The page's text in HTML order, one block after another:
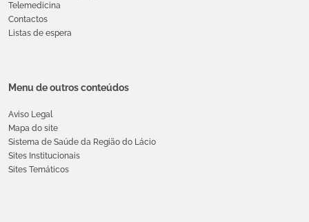
Telemedicina
Contactos
Listas de espera
Menu de outros conteúdos
Aviso Legal
Mapa do site
Sistema de Saúde da Região do Lácio
Sites Institucionais
Sites Temáticos